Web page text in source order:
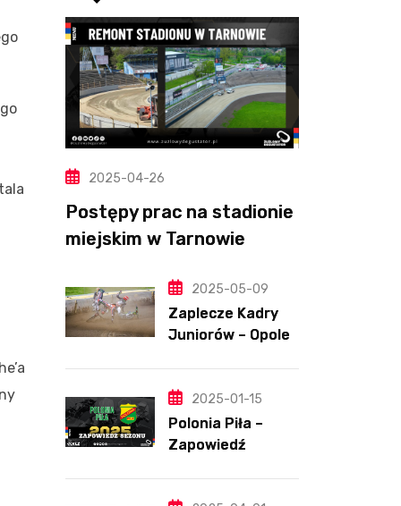
2025-04-26
Postępy prac na stadionie
miejskim w Tarnowie
2025-05-09
Zaplecze Kadry
Juniorów – Opole,
2025-01-15
Polonia Piła –
Zapowiedź